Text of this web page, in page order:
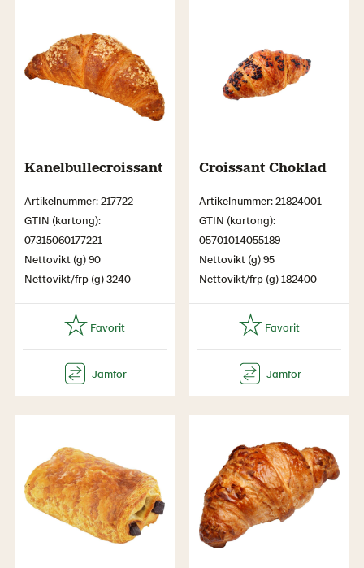
Kanelbullecroissant
Artikelnummer: 217722
GTIN (kartong):
07315060177221
Nettovikt (g) 90
Nettovikt/frp (g) 3240
Croissant Choklad
Artikelnummer: 21824001
GTIN (kartong):
05701014055189
Nettovikt (g) 95
Nettovikt/frp (g) 182400